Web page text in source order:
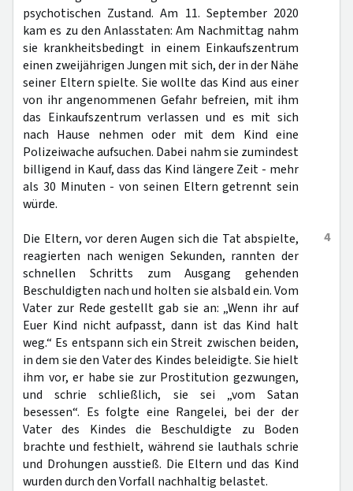
psychotischen Zustand. Am 11. September 2020
kam es zu den Anlasstaten: Am Nachmittag nahm
sie krankheitsbedingt in einem Einkaufszentrum
einen zweijährigen Jungen mit sich, der in der Nähe
seiner Eltern spielte. Sie wollte das Kind aus einer
von ihr angenommenen Gefahr befreien, mit ihm
das Einkaufszentrum verlassen und es mit sich
nach Hause nehmen oder mit dem Kind eine
Polizeiwache aufsuchen. Dabei nahm sie zumindest
billigend in Kauf, dass das Kind längere Zeit - mehr
als 30 Minuten - von seinen Eltern getrennt sein
würde.
4
Die Eltern, vor deren Augen sich die Tat abspielte,
reagierten nach wenigen Sekunden, rannten der
schnellen Schritts zum Ausgang gehenden
Beschuldigten nach und holten sie alsbald ein. Vom
Vater zur Rede gestellt gab sie an: „Wenn ihr auf
Euer Kind nicht aufpasst, dann ist das Kind halt
weg.“ Es entspann sich ein Streit zwischen beiden,
in dem sie den Vater des Kindes beleidigte. Sie hielt
ihm vor, er habe sie zur Prostitution gezwungen,
und schrie schließlich, sie sei „vom Satan
besessen“. Es folgte eine Rangelei, bei der der
Vater des Kindes die Beschuldigte zu Boden
brachte und festhielt, während sie lauthals schrie
und Drohungen ausstieß. Die Eltern und das Kind
wurden durch den Vorfall nachhaltig belastet.